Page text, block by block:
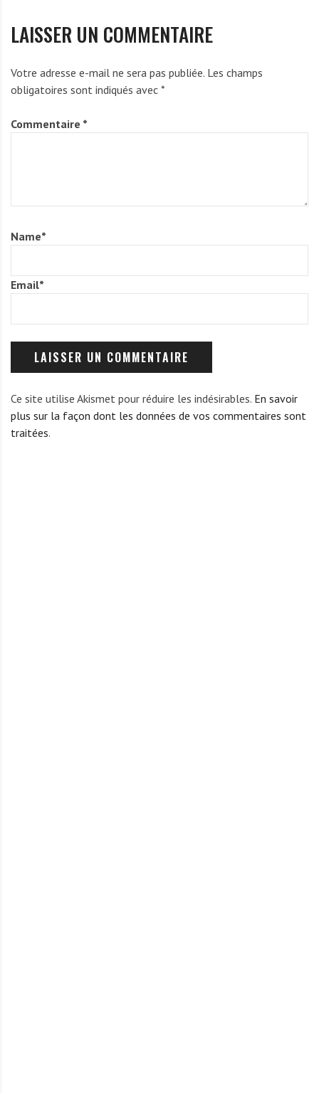
LAISSER UN COMMENTAIRE
Votre adresse e-mail ne sera pas publiée. Les champs
obligatoires sont indiqués avec *
Commentaire *
Name*
Email*
Ce site utilise Akismet pour réduire les indésirables. En savoir
plus sur la façon dont les données de vos commentaires sont
traitées.